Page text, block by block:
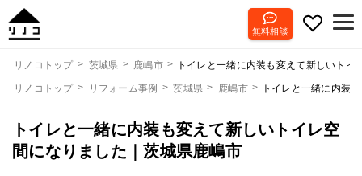
無料相談
リノコトップ 茨城県 鹿嶋市 トイレと一緒に内装も変えて新しいトイ
リノコトップ リフォーム事例 茨城県 鹿嶋市 トイレと一緒に内装
トイレと一緒に内装も変えて新しいトイレ空
間になりました｜茨城県鹿嶋市